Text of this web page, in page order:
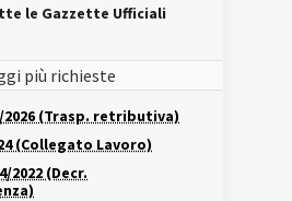
le Gazzette Ufficiali
più richieste
2026 (Trasp. retributiva)
(Collegato Lavoro)
2022 (Decr.